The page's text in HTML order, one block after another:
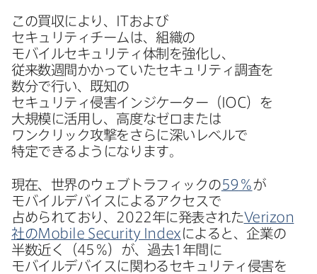
この​買収に​より、 ITおよび​
セキュリティチームは、​組織の​
モバイルセキュリティ体制を​強化し、​
従来数週間かかっていた​セキュリティ調査を​
数分で​行い、​既知の​
セキュリティ侵害インジケーター​（ IOC）を​
大規模に​活用し、​高度な​ゼロまたは​
ワンクリック攻撃を​さらに​深い​レベルで​
特定できるようになります。
現在、​世界の​ウェブトラフィックの59 ％が​
モバイルデバイスに​よる​アクセスで​
占められており、 2022年に​発表されたVerizon
社のMobile Security Index に​よると、​企業の​
半数近く​（45 ％）が、​過去1 年間に​
モバイルデバイスに​関わる​セキュリティ侵害を​